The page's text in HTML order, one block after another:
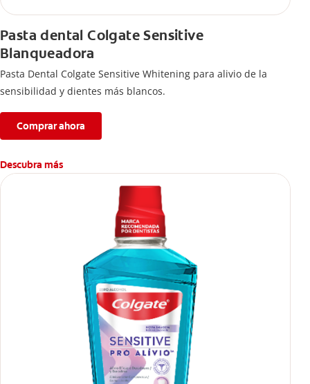
Pasta dental Colgate Sensitive
Blanqueadora
Pasta Dental Colgate Sensitive Whitening para alivio de la
sensibilidad y dientes más blancos.
Comprar ahora
Descubra más